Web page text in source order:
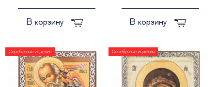
В корзину В корзину
Серебряные изделия Серебряные изделия